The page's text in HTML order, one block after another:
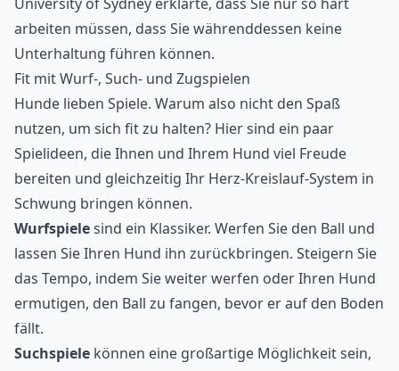
arbeiten müssen, dass Sie währenddessen keine
Unterhaltung führen können.
Fit mit Wurf-, Such- und Zugspielen
Hunde lieben Spiele. Warum also nicht den Spaß
nutzen, um sich fit zu halten? Hier sind ein paar
Spielideen, die Ihnen und Ihrem Hund viel Freude
bereiten und gleichzeitig Ihr Herz-Kreislauf-System in
Schwung bringen können.
Wurfspielesind ein Klassiker. Werfen Sie den Ball und
lassen Sie Ihren Hund ihn zurückbringen. Steigern Sie
das Tempo, indem Sie weiter werfen oder Ihren Hund
ermutigen, den Ball zu fangen, bevor er auf den Boden
fällt.
Suchspiele können eine großartige Möglichkeit sein,